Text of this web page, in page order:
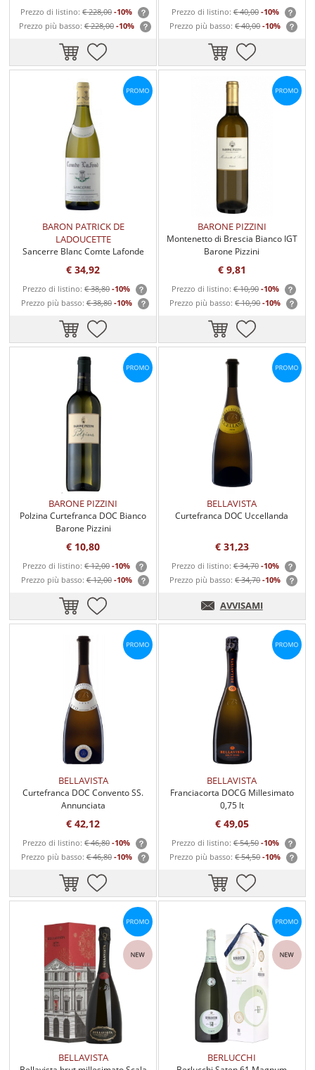
Prezzo di listino:€ 228,00 -10%
Prezzo più basso:€ 228,00 -10%
Prezzo di listino:€ 40,00 -10%
Prezzo più basso:€ 40,00 -10%
BARON PATRICK DE
LADOUCETTE
Sancerre Blanc Comte Lafonde
€ 34,92
Prezzo di listino:€ 38,80 -10%
Prezzo più basso:€ 38,80 -10%
BARONE PIZZINI
Montenetto di Brescia Bianco IGT
Barone Pizzini
€ 9,81
Prezzo di listino:€ 10,90 -10%
Prezzo più basso:€ 10,90 -10%
BARONE PIZZINI
Polzina Curtefranca DOC Bianco
Barone Pizzini
€ 10,80
Prezzo di listino:€ 12,00 -10%
Prezzo più basso:€ 12,00 -10%
BELLAVISTA
Curtefranca DOC Uccellanda
€ 31,23
Prezzo di listino:€ 34,70 -10%
Prezzo più basso:€ 34,70 -10%
AVVISAMI
BELLAVISTA
Curtefranca DOC Convento SS.
Annunciata
€ 42,12
Prezzo di listino:€ 46,80 -10%
Prezzo più basso:€ 46,80 -10%
BELLAVISTA
Franciacorta DOCG Millesimato
0,75 lt
€ 49,05
Prezzo di listino:€ 54,50 -10%
Prezzo più basso:€ 54,50 -10%
BELLAVISTA BERLUCCHI